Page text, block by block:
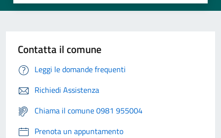
Contatta il comune
Leggi le domande frequenti
Richiedi Assistenza
Chiama il comune 0981 955004
Prenota un appuntamento